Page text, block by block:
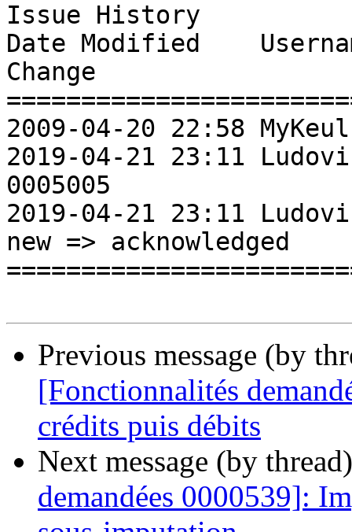
Issue History
Date Modified
Change
2009-04-20 22:58
2019-04-21 23:11
2019-04-21 23:11
new => acknowledged
Previous message (by
[Fonctionnalités
crédits puis débits
Next message (by
demandées 0000539]: